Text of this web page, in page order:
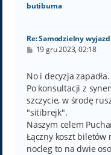
butibuma
Re: Samodzielny
P
t
19 gru 2023, 02:18
No i decyzja zapadła.
Po konsultacji z
szczycie, w środę
"sitibrejk".
Naszym celem
Łączny koszt biletów
nocleg to na dwie